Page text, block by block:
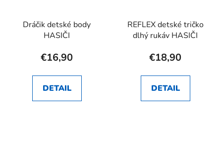
Dráčik detské body
HASIČI
€16,90
DETAIL
REFLEX detské tričko
dlhý rukáv HASIČI
€18,90
DETAIL